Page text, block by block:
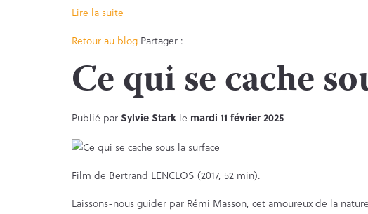
Lire la suite
Retour au blog Partager :
Ce qui se cache
Publié parSylvie Stark le mardi 11 février 2025
Film de Bertrand LENCLOS (2017, 52 min).
Laissons-nous guider par Rémi Masson, cet amoureux de la